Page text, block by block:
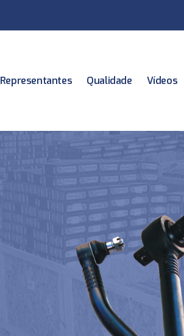
Representantes Qualidade Vídeos